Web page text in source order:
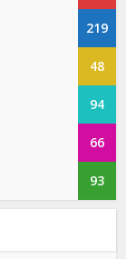
219
48
94
66
93